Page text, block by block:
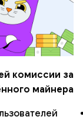
комиссии за
майнера!